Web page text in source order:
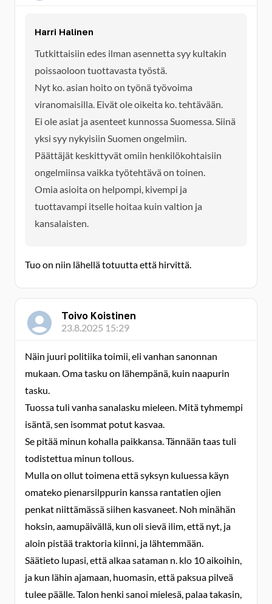
Harri Halinen
Tutkittaisiin edes ilman asennetta syy kultakin
poissaoloon tuottavasta työstä.
Nyt ko. asian hoito on työnä työvoima
viranomaisilla. Eivät ole oikeita ko. tehtävään.
Ei ole asiat ja asenteet kunnossa Suomessa. Siinä
yksi syy nykyisiin Suomen ongelmiin.
Päättäjät keskittyvät omiin henkilökohtaisiin
ongelmiinsa vaikka työtehtävä on toinen.
Omia asioita on helpompi, kivempi ja
tuottavampi itselle hoitaa kuin valtion ja
kansalaisten.
Tuo on niin lähellä totuutta että hirvittä.
Toivo Koistinen
23.8.2025 15:29
Näin juuri politiika toimii, eli vanhan sanonnan
mukaan. Oma tasku on lähempänä, kuin naapurin
tasku.
Tuossa tuli vanha sanalasku mieleen. Mitä tyhmempi
isäntä, sen isommat potut kasvaa.
Se pitää minun kohalla paikkansa. Tännään taas tuli
todistettua minun tollous.
Mulla on ollut toimena että syksyn kuluessa käyn
omateko pienarsilppurin kanssa rantatien ojien
penkat niittämässä siihen kasvaneet. Noh minähän
hoksin, aamupäivällä, kun oli sievä ilim, että nyt, ja
aloin pistää traktoria kiinni, ja lähtemmään.
Säätieto lupasi, että alkaa sataman n. klo 10 aikoihin,
ja kun lähin ajamaan, huomasin, että paksua pilveä
tulee päälle. Talon henki sanoi mielesä, palaa takasin,